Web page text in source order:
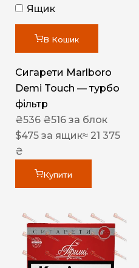
Ящик
В Кошик
Сигарети Marlboro
Demi Touch — турбо
фільтр
₴536 ₴516 за блок
$475 за ящик≈ 21 375
₴
Купити